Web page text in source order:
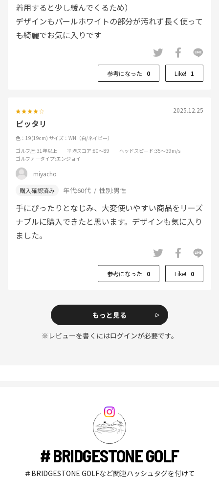
着用すると少し緩んでくるため）
デザインもパールホワイトの部分が汚れず長く使って
も綺麗でお気に入りです
参考になった 0 Like! 1
2025.12.25
ピッタリ
色：19(19cm) サイズ：WN（白/ネイビー）
ゴルフ歴:31年以上 平均スコア:80～89 ヘッドスピード:35～39m/s
ゴルファータイプ:エンジョイ
miyacho
年代:60代 性別:男性
手にぴったりとなじみ、大変使いやすい商品をリーズ
ナブルに購入できたと思います。デザインも気に入り
ました。
参考になった 0 Like! 0
もっと見る
※レビューを書くにはログインが必要です。
# BRIDGESTONE GOLF
＃BRIDGESTONE GOLFなど関連ハッシュタグを付けて